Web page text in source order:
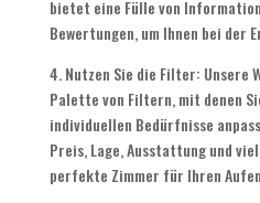
bietet eine Fülle von
Bewertungen, um Ihnen bei der
4. Nutzen Sie die Filter:
Palette von Filtern, mit denen
individuellen Bedürfnisse
Preis, Lage, Ausstattung und
perfekte Zimmer für Ihren